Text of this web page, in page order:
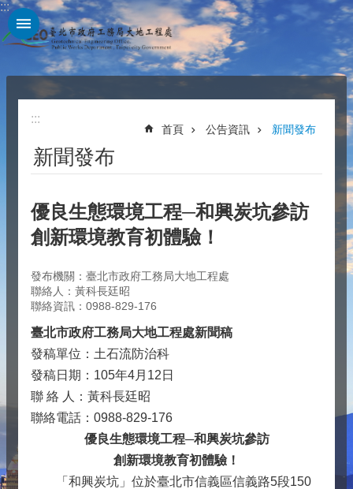
跳到主要內容區塊
:::
:::
首頁 公告資訊 新聞發布
新聞發布
優良生態環境工程─和興炭坑參訪
創新環境教育初體驗！
發布機關：臺北市政府工務局大地工程處
聯絡人：黃科長廷昭
聯絡資訊：0988-829-176
臺北市政府工務局大地工程處新聞稿
發稿單位：土石流防治科
發稿日期：105年4月12日
聯 絡 人：黃科長廷昭
聯絡電話：0988-829-176
優良生態環境工程─和興炭坑參訪
創新環境教育初體驗！
「和興炭坑」位於臺北市信義區信義路5段150